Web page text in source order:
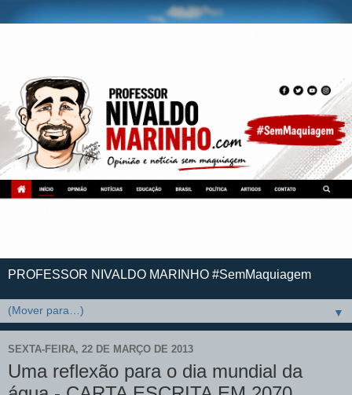
PROFESSOR NIVALDO MARINHO #SemMaquiagem
▼
SEXTA-FEIRA, 22 DE MARÇO DE 2013
Uma reflexão para o dia mundial da